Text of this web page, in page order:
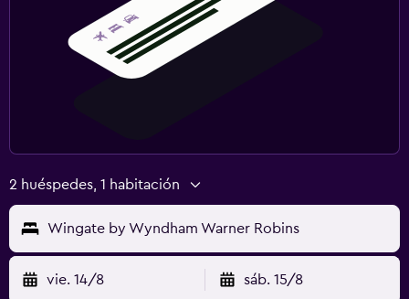
2 huéspedes, 1 habitación
Wingate by Wyndham Warner Robins
vie. 14/8 sáb. 15/8